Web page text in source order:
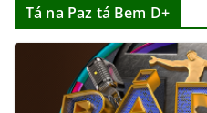
Tá na Paz tá Bem D+